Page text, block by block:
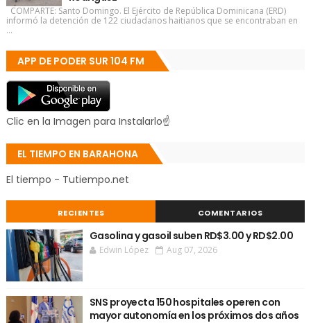
COMPARTE: Santo Domingo. El Ejército de República Dominicana (ERD)
informó la detención de 122 ciudadanos haitianos que se encontraban en
...
APP DE PODER SUR 104 FM
Clic en la Imagen para Instalarlo☝
EL TIEMPO EN BARAHONA
El tiempo - Tutiempo.net
RECIENTES COMENTARIOS
Gasolina y gasoil suben RD$3.00 y RD$2.00
Edwin López Aug 07, 2026
SNS proyecta 150 hospitales operen con
mayor autonomía en los próximos dos años